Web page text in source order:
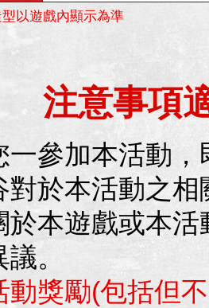
以遊戲內顯示為準
注意事項
一參加本活動
對於本活動之
於本遊戲或本
。
動獎勵(包括但